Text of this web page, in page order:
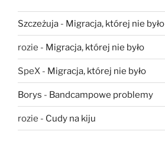
Szczeżuja - Migracja, której nie było
rozie - Migracja, której nie było
SpeX - Migracja, której nie było
Borys - Bandcampowe problemy
rozie - Cudy na kiju